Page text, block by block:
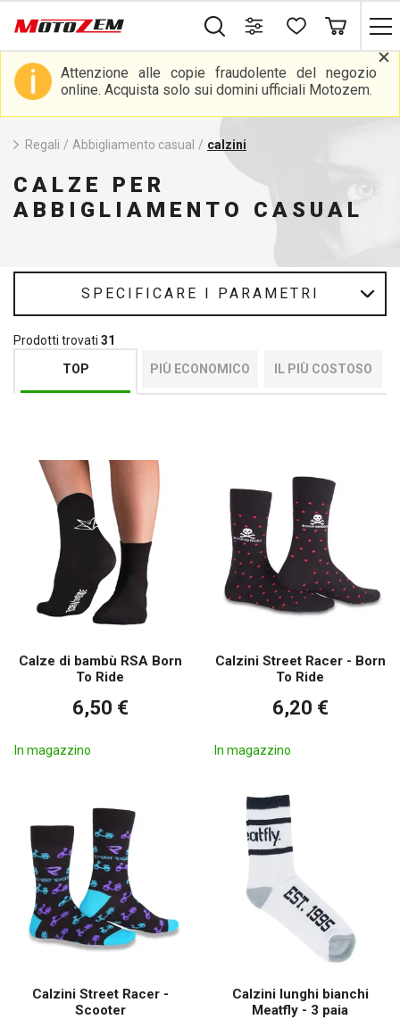
Attenzione alle copie fraudolente del negozio
online. Acquista solo sui domini ufficiali Motozem.
Regali / Abbigliamento casual / calzini
CALZE PER
ABBIGLIAMENTO CASUAL
SPECIFICARE I PARAMETRI
Prodotti trovati 31
TOP
PIÙ ECONOMICO IL PIÙ COSTOSO
Calze di bambù RSA Born
To Ride
6,50 €
In magazzino
Calzini Street Racer - Born
To Ride
6,20 €
In magazzino
Calzini Street Racer -
Scooter
Calzini lunghi bianchi
Meatfly - 3 paia